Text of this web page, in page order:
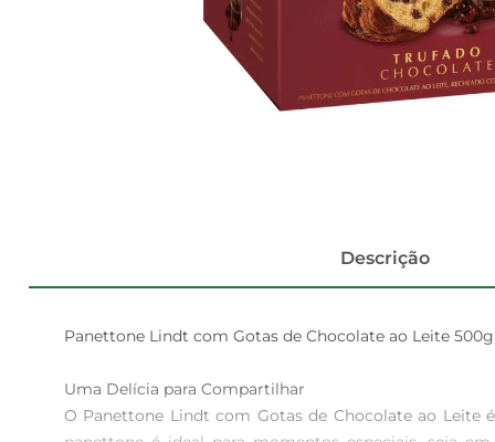
Descrição
Panettone Lindt com Gotas de Chocolate ao Leite
Uma Delícia para Compartilhar
O Panettone Lindt com Gotas de Chocolate ao Leite